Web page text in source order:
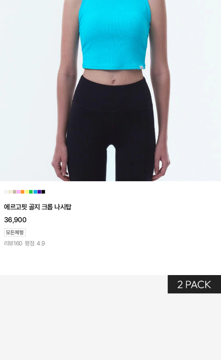
■■■■■■■■■
에르고핏 골지 크롭 나시탑
36,900
리뷰160 평점 4.9